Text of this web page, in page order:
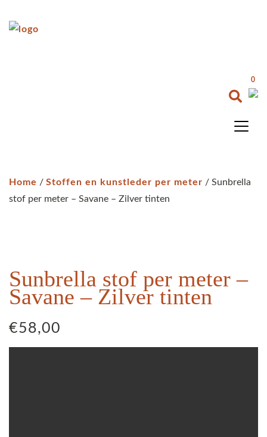
0
Home / Stoffen en kunstleder per meter / Sunbrella
stof per meter – Savane – Zilver tinten
Sunbrella stof per meter –
Savane – Zilver tinten
€58,00